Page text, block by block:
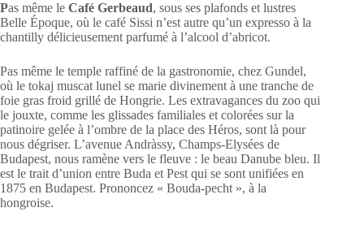
Pas même le Café Gerbeaud, sous ses plafonds et lustres
Belle Époque, où le café Sissi n’est autre qu’un expresso à la
chantilly délicieusement parfumé à l’alcool d’abricot.
Pas même le temple raffiné de la gastronomie, chez Gundel,
où le tokaj muscat lunel se marie divinement à une tranche de
foie gras froid grillé de Hongrie. Les extravagances du zoo qui
le jouxte, comme les glissades familiales et colorées sur la
patinoire gelée à l’ombre de la place des Héros, sont là pour
nous dégriser. L’avenue Andràssy, Champs-Elysées de
Budapest, nous ramène vers le fleuve : le beau Danube bleu. Il
est le trait d’union entre Buda et Pest qui se sont unifiées en
1875 en Budapest. Prononcez « Bouda-pecht », à la
hongroise.